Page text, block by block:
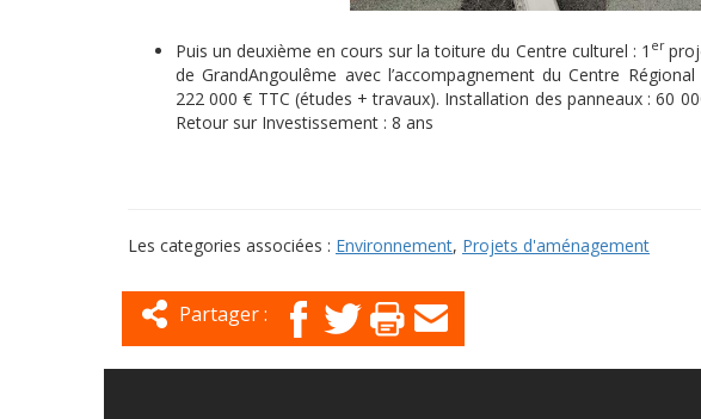
Puis un deuxième en cours sur la toiture du Centre culturel : 1 er
de GrandAngoulême avec l’accompagnement du Centre
222 000 € TTC (études + travaux). Installation des panneaux : 60
Retour sur Investissement : 8 ans
Les categories associées : Environnement, Projets d'aménagement
Partager :